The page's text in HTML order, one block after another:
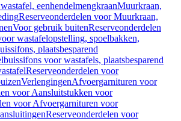
eenhendelmengkraanMuurkraan,
Reserveonderdelen voor Muurkraan,
Voor gebruik buitenReserveonderdelen
wastafelopstelling, spoelbakken,
plaatsbesparend
voor wastafels, plaatsbesparend
Reserveonderdelen voor
VerlengingenAfvoergarnituren voor
voor Aansluitstukken voor
voor Afvoergarnituren voor
Reserveonderdelen voor